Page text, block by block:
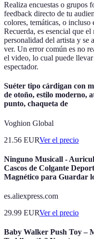
Realiza encuestas o grupos
feedback directo de tu
colores, temáticas, o
Recuerda, es esencial que
personalidad del artista y se
ver. Un error común es no
el video, lo cual puede
espectador.
Suéter tipo cárdigan con
de otoño, estilo moderno,
punto, chaqueta de
Voghion Global
21.56 EURVer el precio
Ninguno Musicall -
Cascos de Colgante
Magnético para Guardar
es.aliexpress.com
29.99 EURVer el precio
Baby Walker Push Toy –